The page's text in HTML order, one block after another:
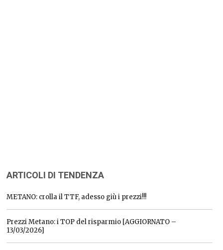
ARTICOLI DI TENDENZA
METANO: crolla il TTF, adesso giù i prezzi!!!
Prezzi Metano: i TOP del risparmio [AGGIORNATO –
13/03/2026]